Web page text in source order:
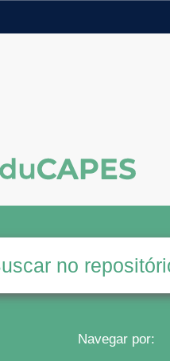
Institucional
Navegar por: